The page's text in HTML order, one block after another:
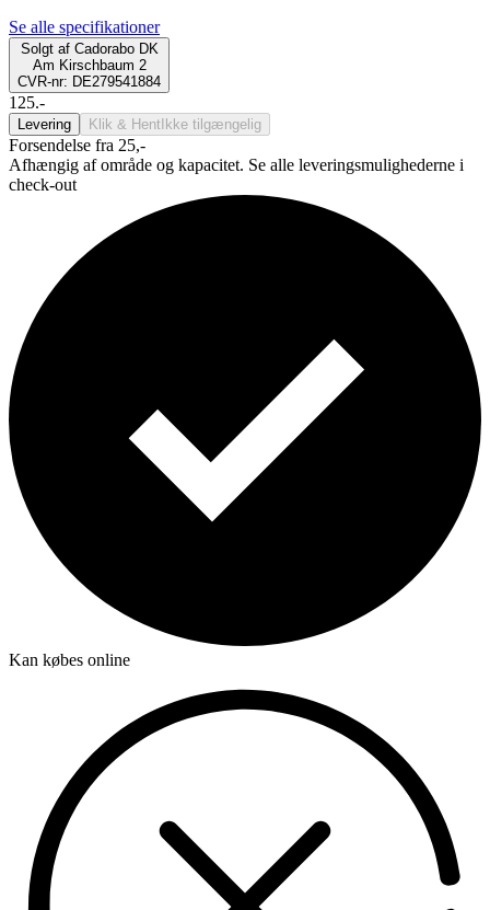
Se alle specifikationer
Solgt af Cadorabo DK
Am Kirschbaum 2
CVR-nr: DE279541884
125.-
Levering Klik & Hent Ikke tilgængelig
Forsendelse fra 25,-
Afhængig af område og kapacitet. Se alle leveringsmulighederne i
check-out
Kan købes online